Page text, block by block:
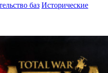
баз Исторические